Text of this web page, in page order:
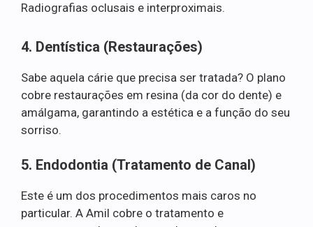
Radiografias oclusais e interproximais.
4. Dentística (Restaurações)
Sabe aquela cárie que precisa ser tratada? O plano
cobre restaurações em resina (da cor do dente) e
amálgama, garantindo a estética e a função do seu
sorriso.
5. Endodontia (Tratamento de Canal)
Este é um dos procedimentos mais caros no
particular. A Amil cobre o tratamento e